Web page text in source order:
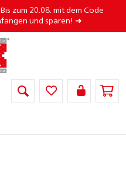
zum 20.08. mit dem Code
und sparen! ➜